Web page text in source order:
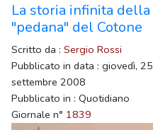
La storia infinita della
"pedana" del Cotone
Scritto da : Sergio Rossi
Pubblicato in data : giovedì, 25
settembre 2008
Pubblicato in : Quotidiano
Giornale n° 1839